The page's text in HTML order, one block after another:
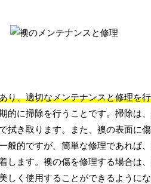
り、適切なメンテナンスと修理を
的に掃除を行うことです。掃除は
拭き取ります。また、襖の表面に
般的ですが、簡単な修理であれば
します。襖の傷を修理する場合は
しく使用することができるようにな